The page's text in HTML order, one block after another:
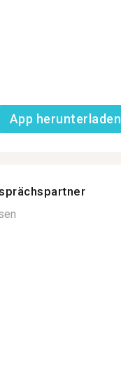
App herunterladen